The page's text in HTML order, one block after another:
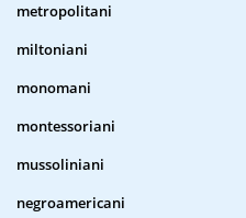
metropolitani
miltoniani
monomani
montessoriani
mussoliniani
negroamericani